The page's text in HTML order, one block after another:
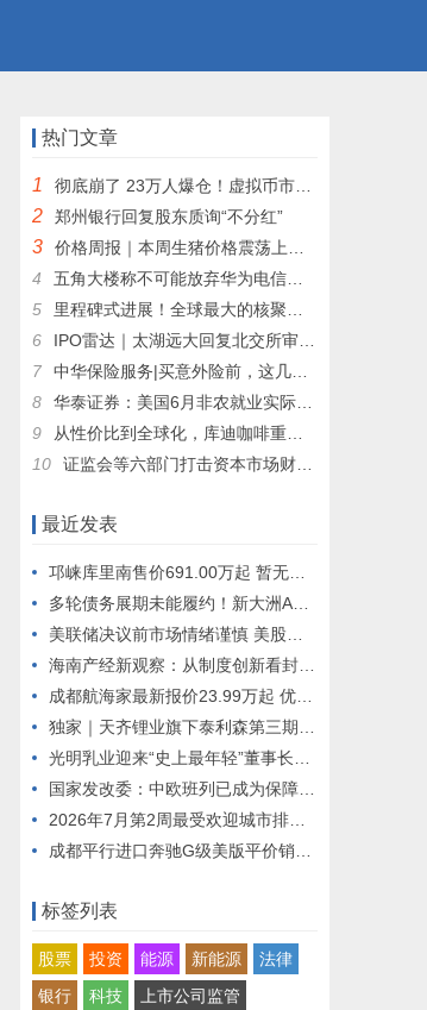
热门文章
1 彻底崩了 23万人爆仓！虚拟币市场全线暴跌 黑天鹅来临的前兆？
2 郑州银行回复股东质询“不分红”
3
价格周报｜本周生猪价格震荡上行 市场乐观预期仍存
4
五角大楼称不可能放弃华为电信设备：恳求国会豁免
5
里程碑式进展！全球最大的核聚变装置投用在即 行业商业化进程有望加速
6
IPO雷达｜太湖远大回复北交所审议会议意见函，经营活动现金流持续为负引关注
7
中华保险服务|买意外险前，这几个问题一定要弄懂
8
华泰证券：美国6月非农就业实际趋势明显走弱 9月开启降息周期目前可能为大概率事件
9
从性价比到全球化，库迪咖啡重塑咖啡市场格局！
10
证监会等六部门打击资本市场财务造假：违规披露刑期上限由3年提高至10年
最近发表
邛崃库里南售价691.00万起 暂无优惠
多轮债务展期未能履约！新大洲A大额重组债务逾期遭长城资管起诉追偿，抵押、质押资产面临处置风险
美联储决议前市场情绪谨慎 美股期指走弱 油价飙升近6% | 今夜看点
海南产经新观察：从制度创新看封关成效
成都航海家最新报价23.99万起 优惠高达6.99万
独家｜天齐锂业旗下泰利森第三期化学级锂精矿工厂预计未来数日内复产，二季度锂辉石售价环比上涨37%
光明乳业迎来“史上最年轻”董事长，换帅后面临哪些压力？
国家发改委：中欧班列已成为保障国际运输通道畅通的“稳定器”
2026年7月第2周最受欢迎城市排名——石家庄位居全国第172026年7月第2周最受欢迎城市排名——石家庄位居全国第17
成都平行进口奔驰G级美版平价销售230万起
标签列表
股票 投资 能源 新能源
法律
银行
科技
上市公司监管